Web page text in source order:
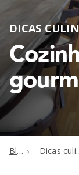
DICAS
Blog